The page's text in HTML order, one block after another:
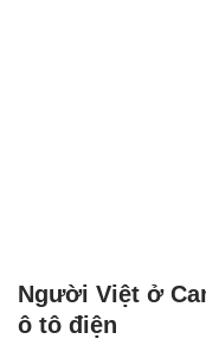
Người Việt ở
ô tô điện